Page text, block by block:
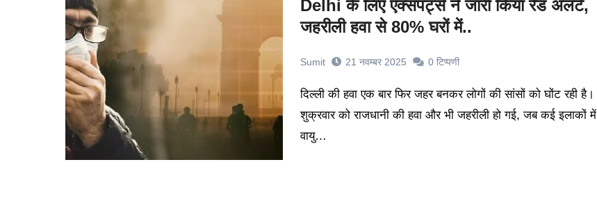
Delhi के लिए एक्सपर्ट्स ने जारी किया रेड अलर्ट,
जहरीली हवा से 80% घरों में..
Sumit 21 नवम्बर 2025 0 टिप्पणी
दिल्ली की हवा एक बार फिर जहर बनकर लोगों की सांसों को घोंट रही है।
शुक्रवार को राजधानी की हवा और भी जहरीली हो गई, जब कई इलाकों में
वायु…